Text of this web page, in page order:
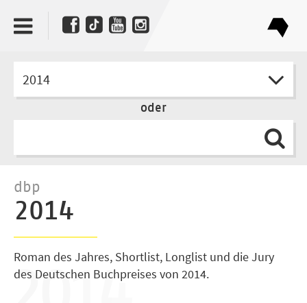
2014
oder
dbp
2014
Roman des Jahres, Shortlist, Longlist und die Jury
des Deutschen Buchpreises von 2014.